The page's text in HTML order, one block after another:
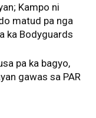
Kampo ni
matud pa nga
ka Bodyguards
pa ka bagyo,
gawas sa PAR